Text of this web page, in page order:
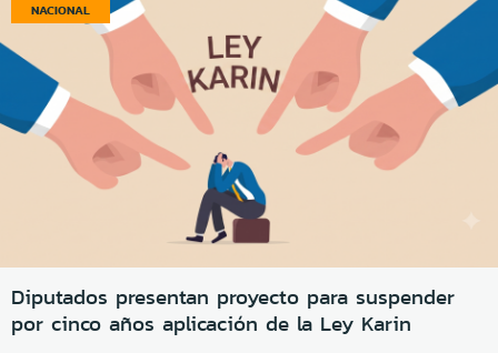
NACIONAL
Diputados presentan proyecto para suspender
por cinco años aplicación de la Ley Karin